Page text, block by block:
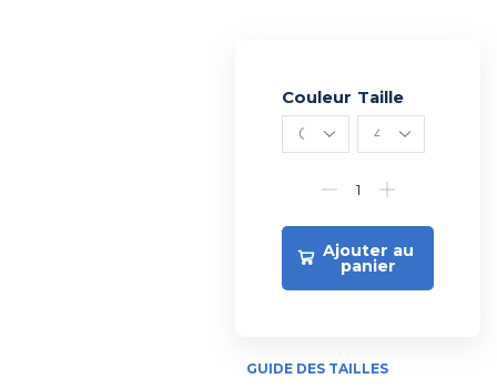
Couleur Taille
Ajouter au
panier
Alternative:
GUIDE DES TAILLES